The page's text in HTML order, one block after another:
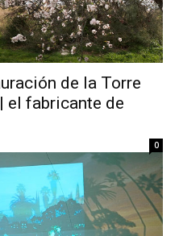
de la Torre
el fabricante de
0